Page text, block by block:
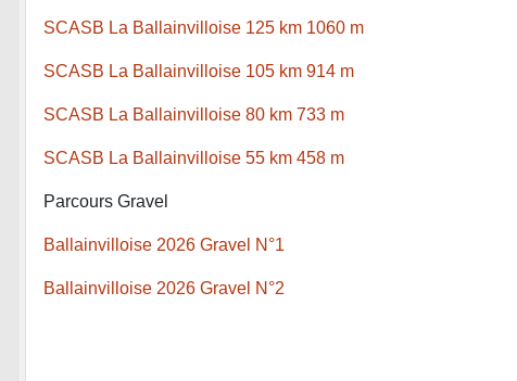
SCASB La Ballainvilloise 125 km 1060 m
SCASB La Ballainvilloise 105 km 914 m
SCASB La Ballainvilloise 80 km 733 m
SCASB La Ballainvilloise 55 km 458 m
Parcours Gravel
Ballainvilloise 2026 Gravel N°1
Ballainvilloise 2026 Gravel N°2